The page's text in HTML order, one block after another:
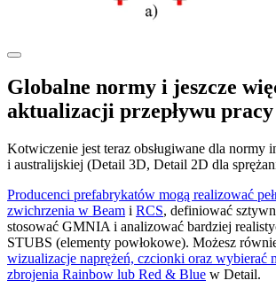
Globalne normy i jeszcze
aktualizacji przepływu pracy
Kotwiczenie jest teraz obsługiwane dla normy
i australijskiej (Detail 3D, Detail 2D dla
Producenci prefabrykatów mogą realizować
zwichrzenia w Beam i RCS, definiować
stosować GMNIA i analizować bardziej
STUBS (elementy powłokowe). Możesz
wizualizacje naprężeń, czcionki oraz wybierać
zbrojenia Rainbow lub Red & Blue w Detail.